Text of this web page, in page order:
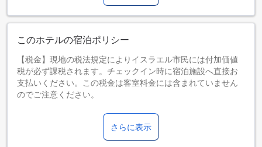
このホテルの宿泊ポリシー
【税金】現地の税法規定によりイスラエル市民には付加価値
税が必ず課税されます。チェックイン時に宿泊施設へ直接お
支払いください。この税金は客室料金には含まれていません
のでご注意ください。
0～11歳までのお子さま
添い寝の場合は宿泊無料です。
エキストラベッドの追加可否は、ルームタイプにより異なり
さらに表示